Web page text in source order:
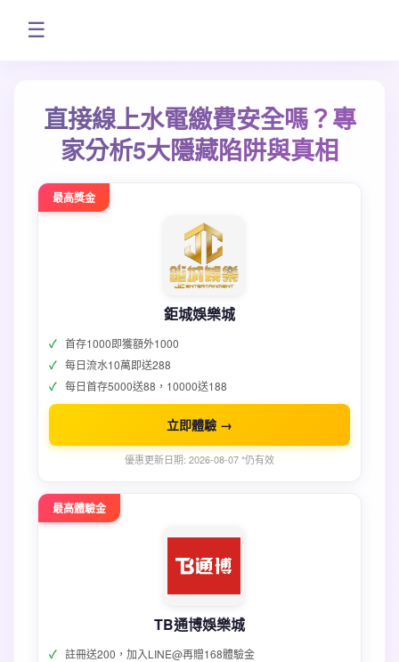
☰
直接線上水電繳費安全嗎？專
家分析5大隱藏陷阱與真相
最高獎金
鉅城娛樂城
首存1000即獲額外1000
每日流水10萬即送288
每日首存5000送88，10000送188
立即體驗 →
優惠更新日期: 2026-08-07 *仍有效
最高體驗金
TB通博娛樂城
註冊送200，加入LINE@再贈168體驗金